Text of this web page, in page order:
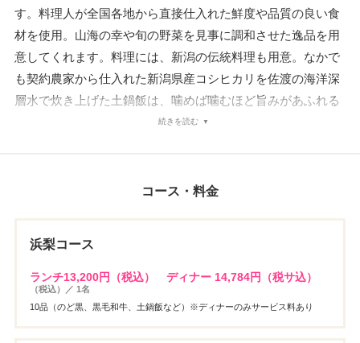
す。料理人が全国各地から直接仕入れた鮮度や品質の良い食
材を使用。山海の幸や旬の野菜を見事に調和させた逸品を用
意してくれます。料理には、新潟の伝統料理も用意。なかで
も契約農家から仕入れた新潟県産コシヒカリを佐渡の海洋深
層水で炊き上げた土鍋飯は、噛めば噛むほど旨みがあふれる
美味しさです。またドリンクには、酒処・新潟の地酒を常時
料理とドリンクも味わいながら会話を楽しむ、和やかな顔合
続きを読む
コース・料金
浜梨コース
ランチ13,200円（税込） ディナー 14,784円（税サ込）
（税込）／ 1名
10品（のど黒、黒毛和牛、土鍋飯など）※ディナーのみサービス料あり